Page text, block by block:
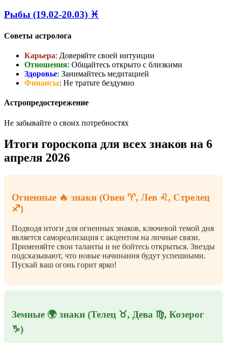
Рыбы (19.02-20.03) ♓
Советы астролога
Карьера: Доверяйте своей интуиции
Отношения: Общайтесь открыто с близкими
Здоровье: Занимайтесь медитацией
Финансы: Не тратьте бездумно
Астропредостережение
Не забывайте о своих потребностях
Итоги гороскопа для всех знаков на 6
апреля 2026
Огненные 🔥 знаки (Овен ♈, Лев ♌, Стрелец
♐)
Подводя итоги для огненных знаков, ключевой темой дня
является самореализация с акцентом на личные связи.
Применяйте свои таланты и не бойтесь открыться. Звезды
подсказывают, что новые начинания будут успешными.
Пускай ваш огонь горит ярко!
Земные 🌍 знаки (Телец ♉, Дева ♍, Козерог
♑)